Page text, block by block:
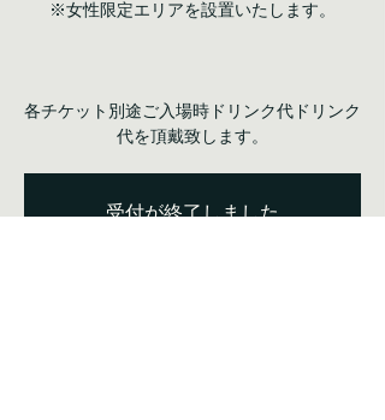
※女性限定エリアを設置いたします。
各チケット別途ご入場時ドリンク代ドリンク
代を頂戴致します。
受付が終了しました